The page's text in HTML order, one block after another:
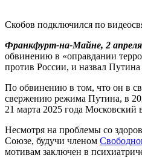
Скобов подключился по
Франкфурт-на-Майне, 2 апреля
обвинению в «оправдании
против России, и назвал
По обвинению в том, что он в
свержению режима Путина, в
21 марта 2025 года
Несмотря на проблемы со
Союзе, будучи членом
мотивам заключен в